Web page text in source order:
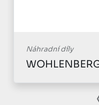
Náhradní díly